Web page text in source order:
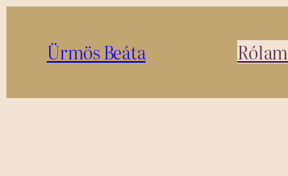
tartalomhoz
Ürmös Beáta Rólam